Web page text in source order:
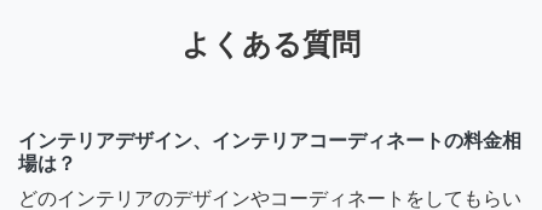
よくある質問
インテリアデザイン、インテリアコーディネートの料金相
場は？
どのインテリアのデザインやコーディネートをしてもらい